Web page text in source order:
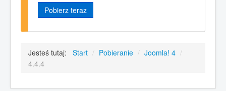
Pobierz teraz
Jesteś tutaj: Start / Pobieranie / Joomla! 4 /
4.4.4